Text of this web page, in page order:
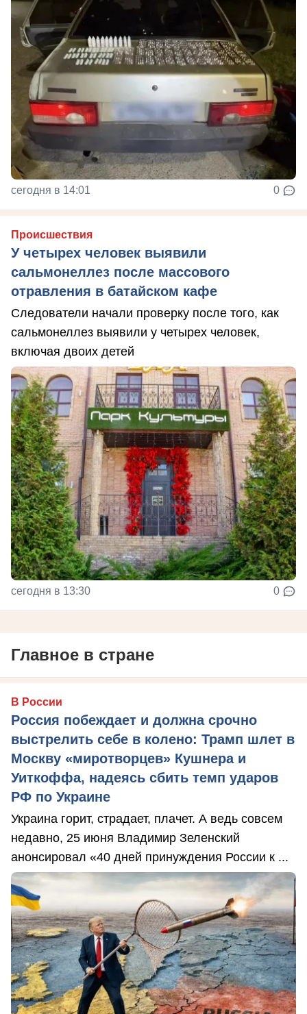
сегодня в 14:01 0
Происшествия
У четырех человек выявили
сальмонеллез после массового
отравления в батайском кафе
Следователи начали проверку после того, как
сальмонеллез выявили у четырех человек,
включая двоих детей
сегодня в 13:30 0
Главное в стране
В России
Россия побеждает и должна срочно
выстрелить себе в колено: Трамп шлет в
Москву «миротворцев» Кушнера и
Уиткоффа, надеясь сбить темп ударов
РФ по Украине
Украина горит, страдает, плачет. А ведь совсем
недавно, 25 июня Владимир Зеленский
анонсировал «40 дней принуждения России к ...